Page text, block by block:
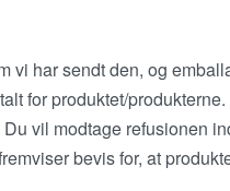
vi har sendt den, og
for produktet/
vil modtage refusionen
bevis for, at